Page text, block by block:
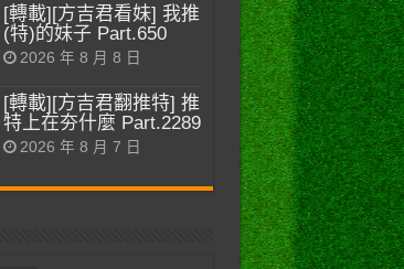
[轉載][方吉君看妹] 我推
(特)的妹子 Part.650
2026 年 8 月 8 日
[轉載][方吉君翻推特] 推
特上在夯什麼 Part.2289
2026 年 8 月 7 日